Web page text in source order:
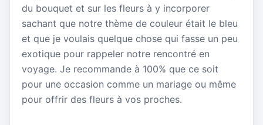
du bouquet et sur les fleurs à y incorporer
sachant que notre thème de couleur était le bleu
et que je voulais quelque chose qui fasse un peu
exotique pour rappeler notre rencontré en
voyage. Je recommande à 100% que ce soit
pour une occasion comme un mariage ou même
pour offrir des fleurs à vos proches.